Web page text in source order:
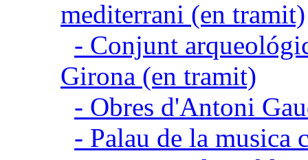
mediterrani (en tramit)
- Conjunt
Girona (en tramit)
- Obres d'Antoni
- Palau de la musica